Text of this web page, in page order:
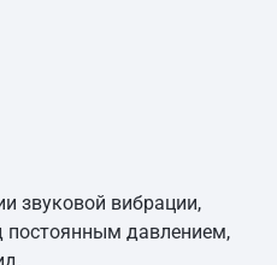
звуковой вибрации,
постоянным давлением,